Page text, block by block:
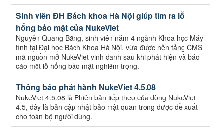
Sinh viên ĐH Bách khoa Hà Nội giúp tìm ra lỗ
hổng bảo mật của NukeViet
Nguyễn Quang Bằng, sinh viên năm 4 ngành Khoa học Máy
tính tại Đại học Bách Khoa Hà Nội, vừa được nền tảng CMS
mã nguồn mở NukeViet vinh danh sau khi phát hiện và báo
cáo một lỗ hổng bảo mật nghiêm trọng.
Thông báo phát hành NukeViet 4.5.08
NukeViet 4.5.08 là Phiên bản tiếp theo của dòng NukeViet
4.5, đây là bản cập nhật bảo mật quan trong được đề xuất
cho toàn bộ người dùng.